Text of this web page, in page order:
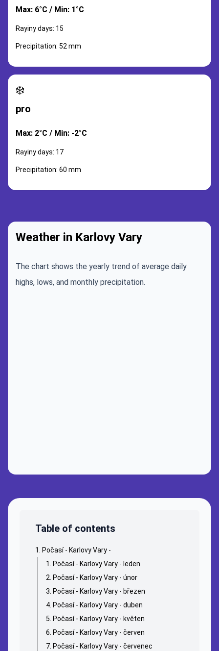
Max: 6°C / Min: 1°C
Rayiny days: 15
Precipitation: 52 mm
❄️
pro
Max: 2°C / Min: -2°C
Rayiny days: 17
Precipitation: 60 mm
Weather in Karlovy Vary
The chart shows the yearly trend of average daily
highs, lows, and monthly precipitation.
Table of contents
Počasí - Karlovy Vary -
Počasí - Karlovy Vary - leden
Počasí - Karlovy Vary - únor
Počasí - Karlovy Vary - březen
Počasí - Karlovy Vary - duben
Počasí - Karlovy Vary - květen
Počasí - Karlovy Vary - červen
Počasí - Karlovy Vary - červenec